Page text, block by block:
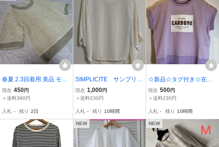
春夏 2.3回着用 美品 モス
グリーンXカーキ シワ プ
リーツ加工 プルオーバー
梱OK
現在 450円
＋送料390円
入札 - 残り 2日
SIMPLICITE サンプリシ
テ ドルマンスリープ
カットソー 日本製 М
品
現在 1,000円
＋送料230円
入札 - 残り 10時間
☆新品☆タグ付き☆在庫
調整価格☆半袖カットソ
ー ☆ラベンダー パープル
現在 500円
＋送料230円
入札 - 残り 10時間
NEW NEW